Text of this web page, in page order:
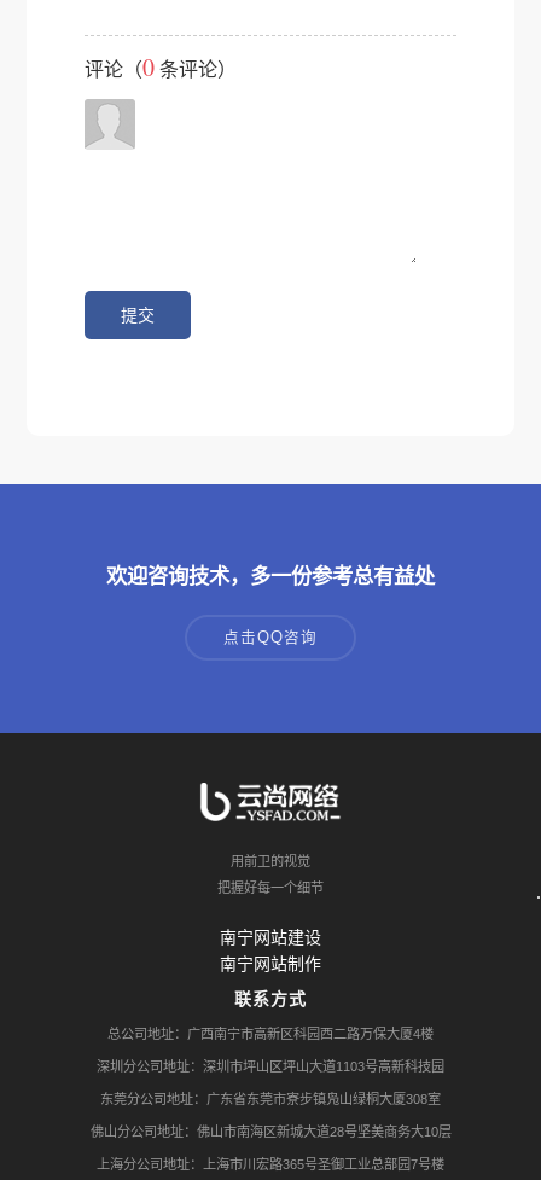
评论（0条评论）
欢迎咨询技术，多一份参考总有益处
点击QQ咨询
用前卫的视觉
把握好每一个细节
南宁网站建设
南宁网站制作
联系方式
总公司地址：广西南宁市高新区科园西二路万保大厦4楼
深圳分公司地址：深圳市坪山区坪山大道1103号高新科技园
东莞分公司地址：广东省东莞市寮步镇凫山绿桐大厦308室
佛山分公司地址：佛山市南海区新城大道28号坚美商务大10层
上海分公司地址：上海市川宏路365号圣御工业总部园7号楼